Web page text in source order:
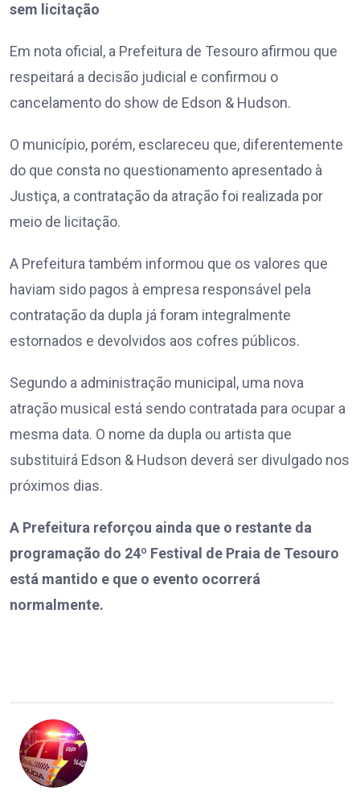
sem licitação
Em nota oficial, a Prefeitura de Tesouro afirmou que
respeitará a decisão judicial e confirmou o
cancelamento do show de Edson & Hudson.
O município, porém, esclareceu que, diferentemente
do que consta no questionamento apresentado à
Justiça, a contratação da atração foi realizada por
meio de licitação.
A Prefeitura também informou que os valores que
haviam sido pagos à empresa responsável pela
contratação da dupla já foram integralmente
estornados e devolvidos aos cofres públicos.
Segundo a administração municipal, uma nova
atração musical está sendo contratada para ocupar a
mesma data. O nome da dupla ou artista que
substituirá Edson & Hudson deverá ser divulgado nos
próximos dias.
A Prefeitura reforçou ainda que o restante da
programação do 24º Festival de Praia de Tesouro
está mantido e que o evento ocorrerá
normalmente.